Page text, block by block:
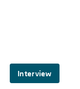
Interview